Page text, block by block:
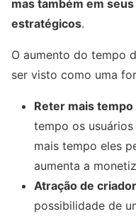
mas também em
estratégicos.
O aumento do tempo
ser visto como uma
Reter mais
tempo os
mais tempo eles
aumenta a
Atração de
possibilidade de